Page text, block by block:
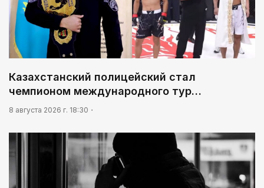
Казахстанский полицейский стал
чемпионом международного тур…
8 августа 2026 г. 18:30